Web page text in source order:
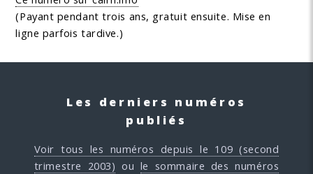
(Payant pendant trois ans, gratuit ensuite. Mise en
ligne parfois tardive.)
Les derniers numéros
publiés
Voir tous les numéros depuis le 109 (second
trimestre 2003) ou le sommaire des numéros